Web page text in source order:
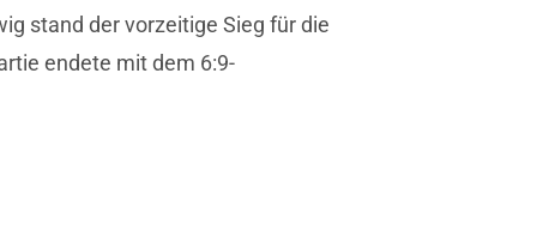
stand der vorzeitige Sieg für die
endete mit dem 6:9-